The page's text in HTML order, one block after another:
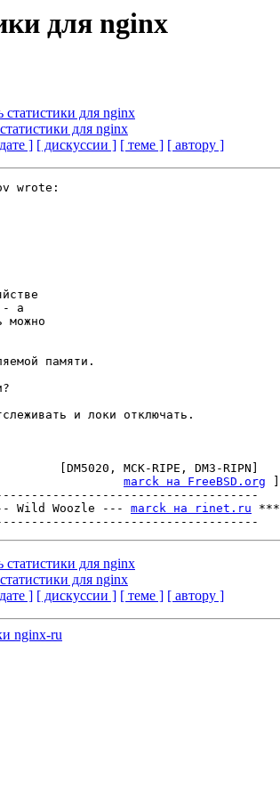
для nginx
статистики для nginx
для nginx
] [ дискуссии ] [ теме ] [ автору ]
wrote:
- а
можно
памяти.
и локи отключать.
MCK-RIPE, DM3-RIPN]
marck на FreeBSD.org
Wild Woozle --- marck на rinet.ru ***
статистики для nginx
для nginx
] [ дискуссии ] [ теме ] [ автору ]
nginx-ru